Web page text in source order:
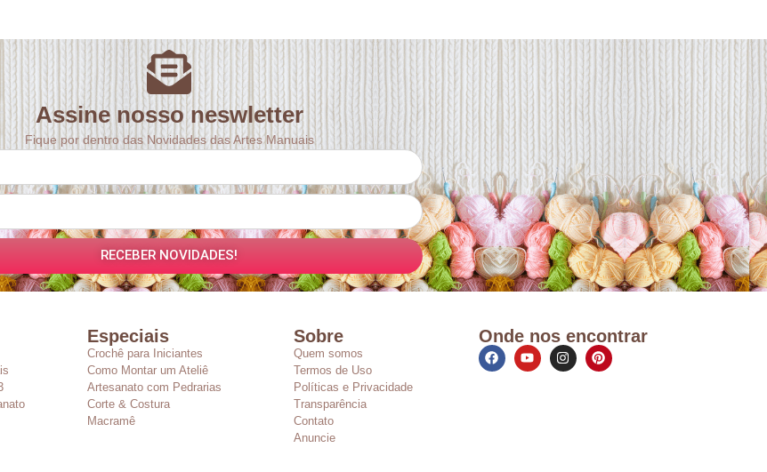
Assine nosso neswletter
Fique por dentro das Novidades das Artes Manuais
RECEBER NOVIDADES!
Especiais
Crochê para Iniciantes
Como Montar um Ateliê
Artesanato com Pedrarias
Corte & Costura
Macramê
Sobre
Quem somos
Termos de Uso
Políticas e Privacidade
Transparência
Contato
Anuncie
Onde nos encontrar